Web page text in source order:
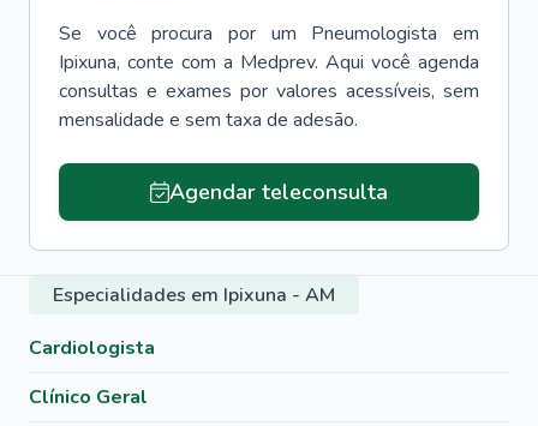
Se você procura por um Pneumologista
em
Ipixuna, conte com a Medprev. Aqui você agenda
consultas e exames por valores acessíveis, sem
mensalidade e sem taxa de adesão.
Agendar teleconsulta
Especialidades em Ipixuna - AM
Cardiologista
Clínico Geral